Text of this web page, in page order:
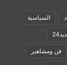
السياسية
فن ومشاهير